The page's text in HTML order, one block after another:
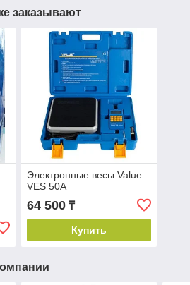
заказывают
Электронные весы Value
VES 50А
64 500₸
Купить